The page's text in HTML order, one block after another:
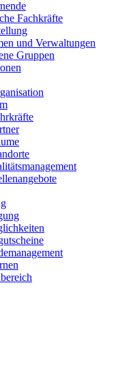
Fachkräfte
und Verwaltungen
Gruppen